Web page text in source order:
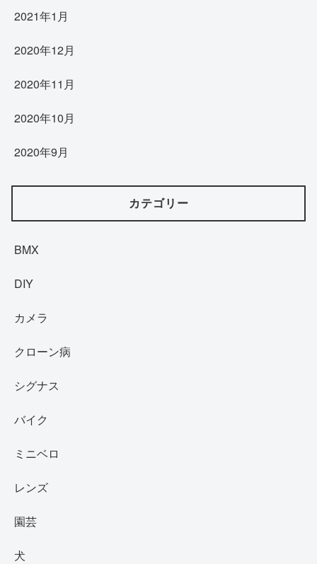
2021年1月
2020年12月
2020年11月
2020年10月
2020年9月
カテゴリー
BMX
DIY
カメラ
クローン病
シグナス
バイク
ミニベロ
レンズ
園芸
犬